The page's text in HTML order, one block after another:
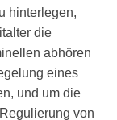
hinterlegen,
die
abhören
eines
und um die
von